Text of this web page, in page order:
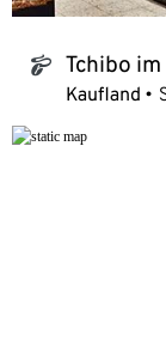
tchibo_logo Tchibo
Kaufland